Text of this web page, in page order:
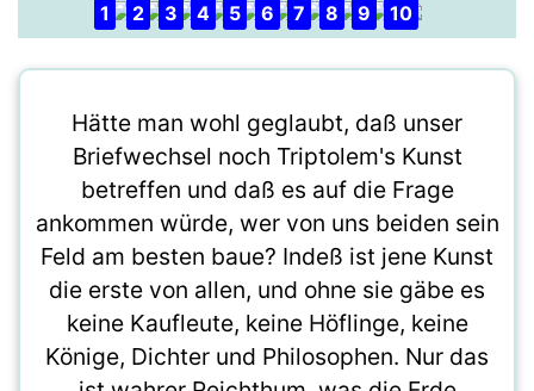
1 2 3 4 5 6 7 8 9 10
Hätte man wohl geglaubt, daß unser
Briefwechsel noch Triptolem's Kunst
betreffen und daß es auf die Frage
ankommen würde, wer von uns beiden sein
Feld am besten baue? Indeß ist jene Kunst
die erste von allen, und ohne sie gäbe es
keine Kaufleute, keine Höflinge, keine
Könige, Dichter und Philosophen. Nur das